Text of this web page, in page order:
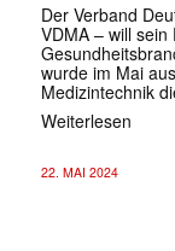
Der Verband
VDMA – will
wurde im Mai
Medizintechnik
Weiterlesen
22. MAI 2024